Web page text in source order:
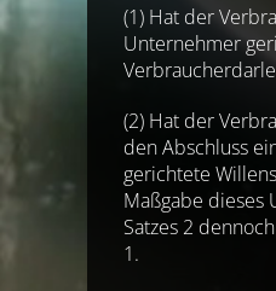
(1) Hat der
Unternehmer
(2) Hat der
den Abschluss
gerichtete
Maßgabe dieses
Satzes 2
1.